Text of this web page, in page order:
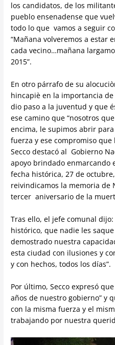
los candidatos, de los
pueblo ensenadense que
todo lo que vamos a seguir
“Mañana volveremos a estar
cada vecino…mañana
2015”.
En otro párrafo de su
hincapiè en la importancia
dio paso a la juventud y que
ese camino que “nosotros
encima, le supimos abrir
fuerza y ese compromiso que
Secco destacó al Gobierno
apoyo brindado enmarcando
fecha histórica, 27 de
reivindicamos la memoria de
tercer aniversario de la
Tras ello, el jefe comunal
histórico, que nadie les
demostrado nuestra
esta ciudad con ilusiones y
y con hechos, todos los días”.
Por último, Secco expresó
años de nuestro gobierno” y
con la misma fuerza y el
trabajando por nuestra